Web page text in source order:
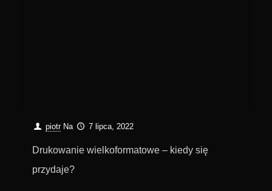
piotr Na 7 lipca, 2022
Drukowanie wielkoformatowe – kiedy się
przydaje?